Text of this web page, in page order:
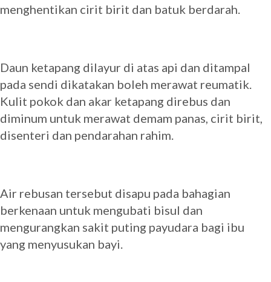
menghentikan cirit birit dan batuk berdarah.
Daun ketapang dilayur di atas api dan ditampal
pada sendi dikatakan boleh merawat reumatik.
Kulit pokok dan akar ketapang direbus dan
diminum untuk merawat demam panas, cirit birit,
disenteri dan pendarahan rahim.
Air rebusan tersebut disapu pada bahagian
berkenaan untuk mengubati bisul dan
mengurangkan sakit puting payudara bagi ibu
yang menyusukan bayi.